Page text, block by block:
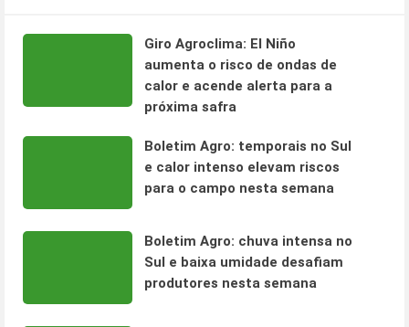
Giro Agroclima: El Niño
aumenta o risco de ondas de
calor e acende alerta para a
próxima safra
Boletim Agro: temporais no Sul
e calor intenso elevam riscos
para o campo nesta semana
Boletim Agro: chuva intensa no
Sul e baixa umidade desafiam
produtores nesta semana